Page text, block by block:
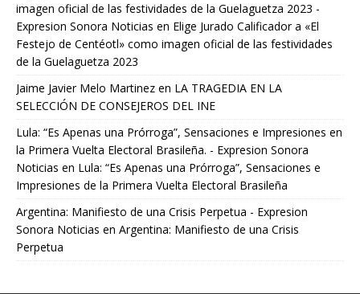
imagen oficial de las festividades de la Guelaguetza 2023 -
Expresion Sonora Noticias en Elige Jurado Calificador a «El
Festejo de Centéotl» como imagen oficial de las festividades
de la Guelaguetza 2023
Jaime Javier Melo Martinez en LA TRAGEDIA EN LA
SELECCIÓN DE CONSEJEROS DEL INE
Lula: “Es Apenas una Prórroga”, Sensaciones e Impresiones en
la Primera Vuelta Electoral Brasileña. - Expresion Sonora
Noticias en Lula: “Es Apenas una Prórroga”, Sensaciones e
Impresiones de la Primera Vuelta Electoral Brasileña
Argentina: Manifiesto de una Crisis Perpetua - Expresion
Sonora Noticias en Argentina: Manifiesto de una Crisis
Perpetua